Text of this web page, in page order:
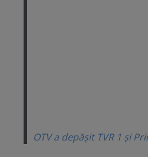
OTV a depăşit TVR 1 şi